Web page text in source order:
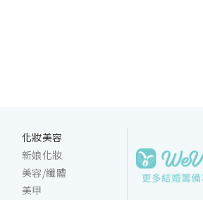
化妝美容
新娘化妝
美容/纖體
美甲